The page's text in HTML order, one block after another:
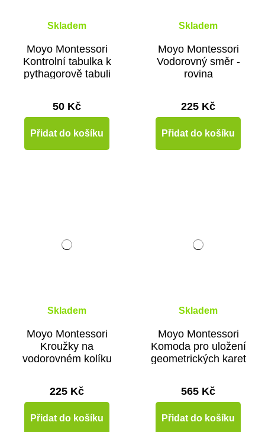
Skladem
Moyo Montessori
Kontrolní tabulka k
pythagorově tabuli
50 Kč
Přidat do košíku
Skladem
Moyo Montessori
Vodorovný směr -
rovina
225 Kč
Přidat do košíku
Skladem
Moyo Montessori
Kroužky na
vodorovném kolíku
225 Kč
Přidat do košíku
Skladem
Moyo Montessori
Komoda pro uložení
geometrických karet
565 Kč
Přidat do košíku